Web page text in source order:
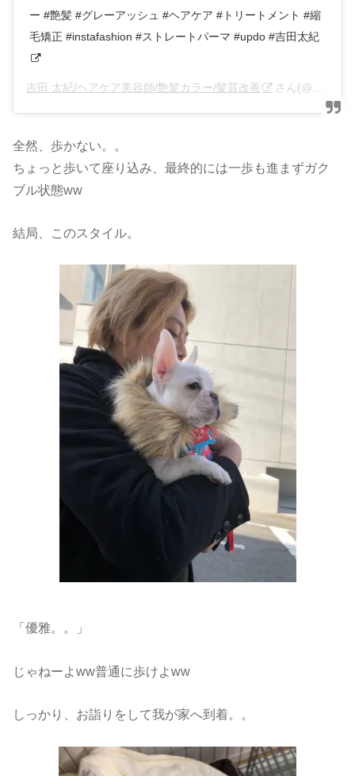
ー #艶髪 #グレーアッシュ #ヘアケア #トリートメント #縮
毛矯正 #instafashion #ストレートパーマ #updo #吉田太紀
吉田 太紀/ヘアケア美容師/艶髪カラー/髪質改善 さん(@anfye_yoshida)がシェアした投稿 –
全然、歩かない。。
ちょっと歩いて座り込み、最終的には一歩も進まずガク
ブル状態ww
結局、このスタイル。
「優雅。。」
じゃねーよww普通に歩けよww
しっかり、お詣りをして我が家へ到着。。